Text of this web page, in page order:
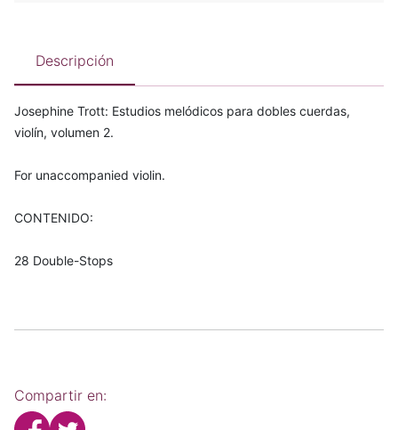
Descripción
Josephine Trott: Estudios melódicos para dobles cuerdas,
violín, volumen 2.
For unaccompanied violin.
CONTENIDO:
28 Double-Stops
Compartir en: